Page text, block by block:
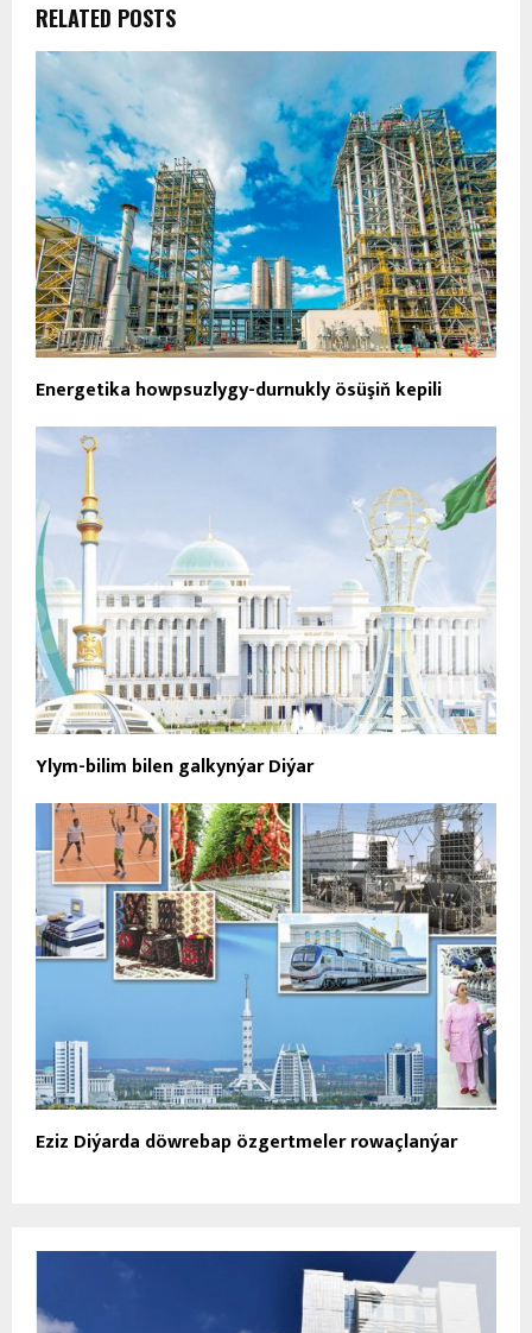
RELATED POSTS
Energetika howpsuzlygy-durnukly ösüşiň kepili
Ylym-bilim bilen galkynýar Diýar
Eziz Diýarda döwrebap özgertmeler rowaçlanýar